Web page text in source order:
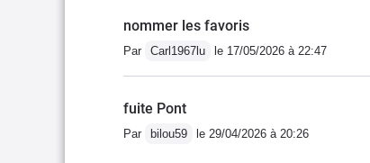
nommer les favoris
Par Carl1967lu le 17/05/2026 à 22:47
fuite Pont
Par bilou59 le 29/04/2026 à 20:26